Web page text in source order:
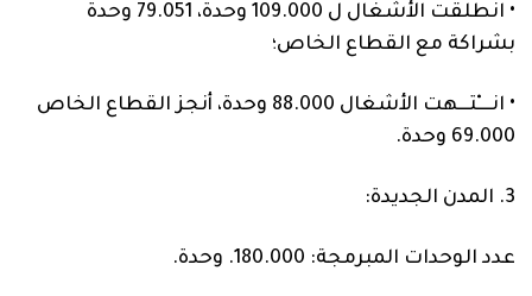
• انطلقت الأشغال ل 109.000 وحدة، 79.051 وحدة
بشراكة مع القطاع الخاص؛
• انــــْتـــهت الأشغال 88.000 وحدة، أنجز القطاع الخاص
69.000 وحدة.
3. المدن الجديدة:
عدد الوحدات المبرمجة: 180.000. وحدة.